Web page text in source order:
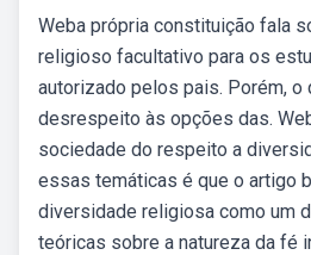
Weba própria constituição fala
religioso facultativo para os
autorizado pelos pais. Porém, o
desrespeito às opções das.
sociedade do respeito a
essas temáticas é que o artigo
diversidade religiosa como um
teóricas sobre a natureza da fé